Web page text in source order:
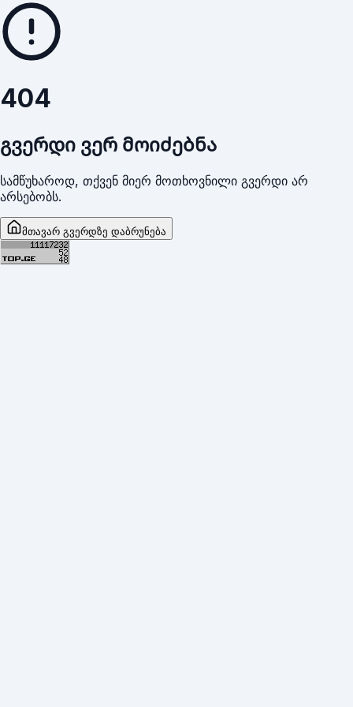
404
გვერდი ვერ მოიძებნა
სამწუხაროდ, თქვენ მიერ მოთხოვნილი გვერდი არ
არსებობს.
მთავარ გვერდზე დაბრუნება